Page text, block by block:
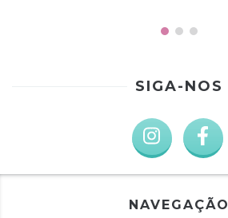
SIGA-NOS
NAVEGAÇÃO